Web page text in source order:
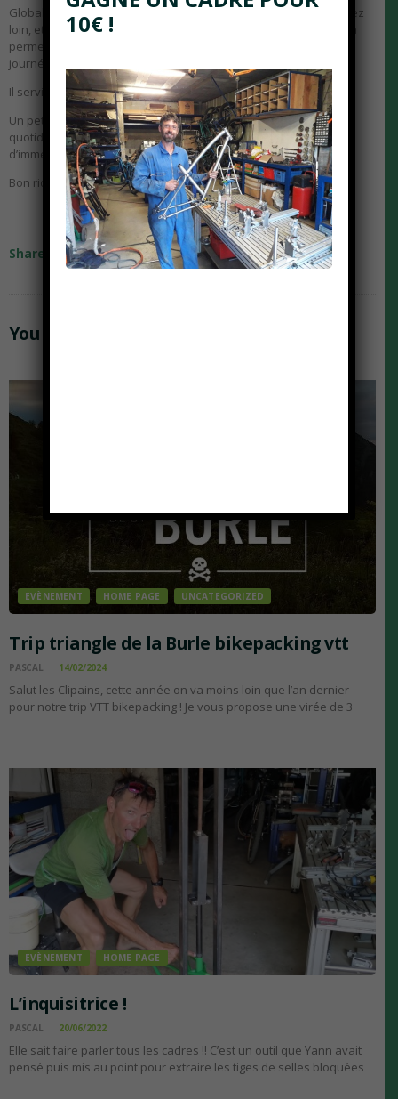
Globalement tous les stagiaires qui sont passés viennent d’assez
loin, et rentabiliser le temps sur place est une bonne chose. Cela
permet également d’avoir le temps de discuter en dehors des
journées de travail, c’est bien convivial.
Il servira également lors des we vtt organisés à l’atelier.
Un petit retour aux sources en quelques sortes, moi c’est mon
quotidien . Et dire qu’il y en a qui payent pour faire ce genre
d’immersion
Bon ride à toutes et à tous
Share:
You May Also Like
EVÈNEMENT HOME PAGE UNCATEGORIZED
Trip triangle de la Burle bikepacking vtt
PASCAL 14/02/2024
Salut les Clipains, cette année on va moins loin que l’an dernier
pour notre trip VTT bikepacking ! Je vous propose une virée de 3
EVÈNEMENT HOME PAGE
L’inquisitrice !
PASCAL 20/06/2022
Elle sait faire parler tous les cadres !! C’est un outil que Yann avait
pensé puis mis au point pour extraire les tiges de selles bloquées
10€ !